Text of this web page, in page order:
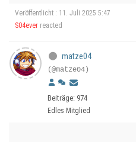
Veröffentlicht : 11. Juli 2025 5:47
S04ever reacted
matze04
(@matze04)
Beiträge: 974
Edles Mitglied